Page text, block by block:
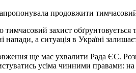
продовжити
захист обґрунтовується
напади, а ситуація в Україні
ще має ухвалити Рада ЄС.
усіма чинними правами: